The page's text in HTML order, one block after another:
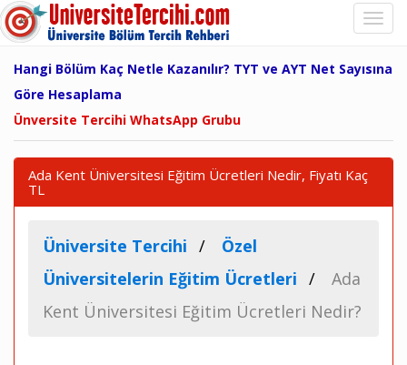
Hangi Bölüm Kaç Netle Kazanılır? TYT ve AYT Net Sayısına
Göre Hesaplama
Ünversite Tercihi WhatsApp Grubu
Ada Kent Üniversitesi Eğitim Ücretleri Nedir, Fiyatı Kaç
TL
Üniversite Tercihi
Özel
Üniversitelerin Eğitim Ücretleri
Ada
Kent Üniversitesi Eğitim Ücretleri Nedir?